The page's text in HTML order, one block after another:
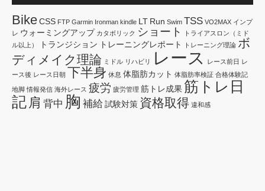
BikeCSS FTP Garmin Ironman kindle LT Run Swim TSS VO2MAX インプ
レ ウォーミングアップ カタボリック ショート
トライアスロン（ミド
ル以上）
トランジション トレーニングレポート トレーニング理論 ボ
ディメイク理論 ミドル リハビリ レース レース前日 レ
ース後 レース日朝 下半身 休息 体脂肪カット 体脂肪率検証 合格体験記
地脚 情報発信 海外レース 疲労 疲労管理 筋トレ成果 筋トレ日
記 肩 背中 胸 補給 試験対策 資格取得 違和感